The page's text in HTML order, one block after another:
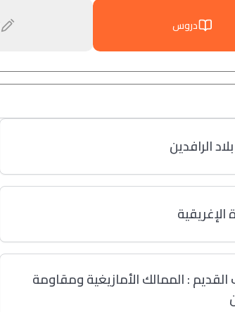
دروس
الرافدين
الإغريقية
القديم : الممالك الأمازيغية ومقاومة